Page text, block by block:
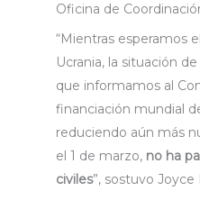
Oficina de
“Mientras esperamos
Ucrania, la situación
que informamos al
financiación mundial
reduciendo aún más
el 1 de marzo, no ha
civiles”, sostuvo Joyce